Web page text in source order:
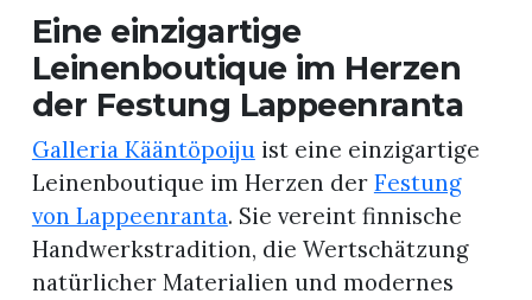
Eine einzigartige
Leinenboutique im Herzen
der Festung Lappeenranta
Galleria Kääntöpoijuist eine einzigartige
Leinenboutique im Herzen der Festung
von Lappeenranta. Sie vereint finnische
Handwerkstradition, die Wertschätzung
natürlicher Materialien und modernes